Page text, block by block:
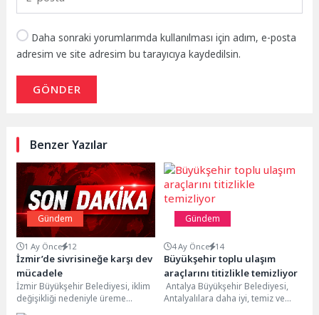
Daha sonraki yorumlarımda kullanılması için adım, e-posta
adresim ve site adresim bu tarayıcıya kaydedilsin.
GÖNDER
Benzer Yazılar
Gündem
1 Ay Önce 12
İzmir’de sivrisineğe karşı dev
mücadele
İzmir Büyükşehir Belediyesi, iklim
değişikliği nedeniyle üreme
süreleri uzayan sivrisinek ve diğer
Gündem
4 Ay Önce 14
Büyükşehir toplu ulaşım
araçlarını titizlikle temizliyor
Antalya Büyükşehir Belediyesi,
Antalyalılara daha iyi, temiz ve